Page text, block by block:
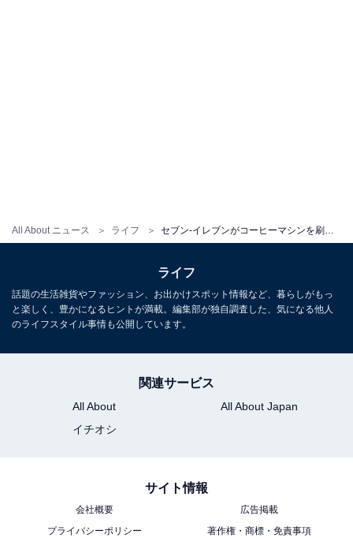
All About ニュース ライフ
ライフ
話題の生活雑貨やファッション、お出かけスポット情報など、暮らしがもっ
と楽しく、豊かになるヒントが満載。編集部が独自調査した、気になる他人
のライフスタイル事情も公開しています。
関連サービス
All About
All About Japan
イチオシ
サイト情報
会社概要
広告掲載
プライバシーポリシー
著作権・商標・免責事項